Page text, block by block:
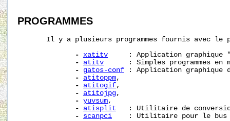
PROGRAMMES
Il y a plusieurs programmes fournis avec le
-
xatitv
: Application graphique
-
atitv
: Simples programmes en
-
gatos-conf : Application graphique
-
atitoppm,
-
atitogif,
-
atitojpg,
- yuvsum,
-
atisplit
: Utilitaire de
-
scanpci
: Utilitaire pour le bus